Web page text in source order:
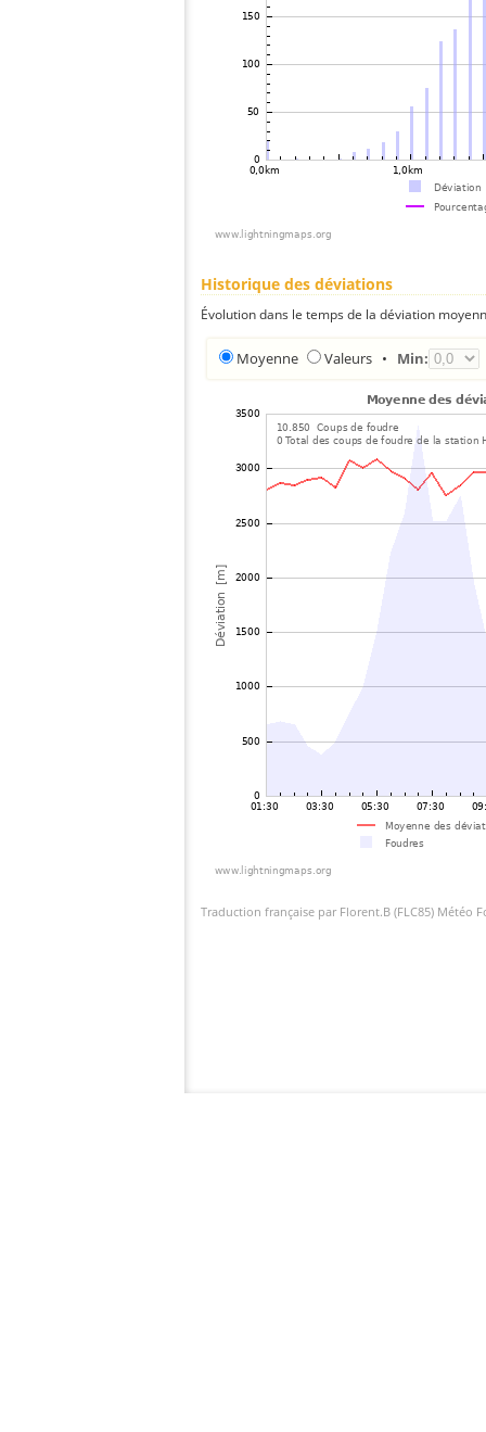
Historique des déviations
Évolution dans le temps de la déviation
Moyenne Valeurs • Min:
Traduction française par Florent.B (FLC85) Météo